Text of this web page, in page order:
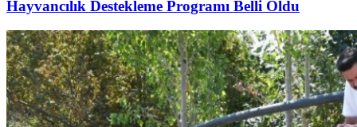
Hayvancılık Destekleme Programı Belli Oldu